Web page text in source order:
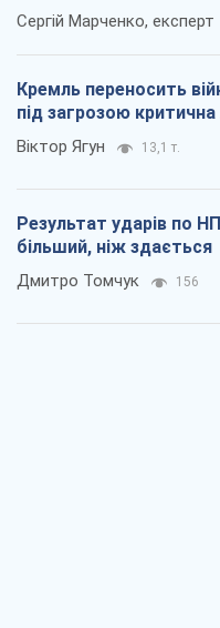
Сергій Марченко, експерт
Кремль переносить
під загрозою критична
Віктор Ягун 13,1 т.
Результат ударів по
більший, ніж здається
Дмитро Томчук 156